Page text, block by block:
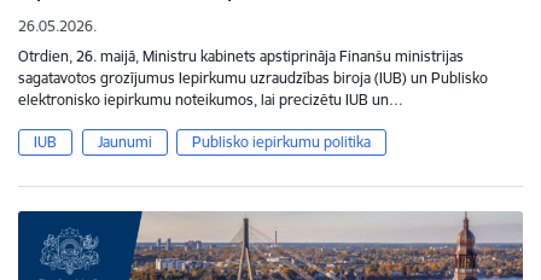
26.05.2026.
Otrdien, 26. maijā, Ministru kabinets apstiprināja Finanšu ministrijas
sagatavotos grozījumus Iepirkumu uzraudzības biroja (IUB) un Publisko
elektronisko iepirkumu noteikumos, lai precizētu IUB un…
IUB Jaunumi Publisko iepirkumu politika